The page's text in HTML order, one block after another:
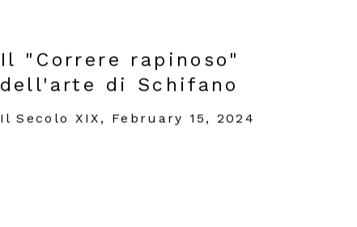
Il "Correre rapinoso"
dell'arte di Schifano
Il Secolo XIX, February 15, 2024